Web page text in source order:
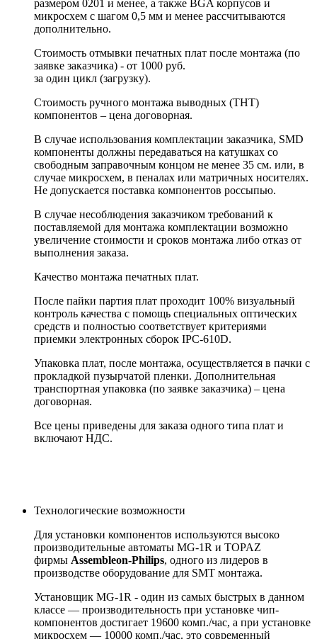
размером 0201 и менее, а также BGA корпусов и
микросхем с шагом 0,5 мм и менее рассчитываются
дополнительно.
Стоимость отмывки печатных плат после монтажа (по
заявке заказчика) - от 1000 руб.
за один цикл (загрузку).
Стоимость ручного монтажа выводных (THT)
компонентов – цена договорная.
В случае использования комплектации заказчика, SMD
компоненты должны передаваться на катушках со
свободным заправочным концом не менее 35 см. или, в
случае микросхем, в пеналах или матричных носителях.
Не допускается поставка компонентов россыпью.
В случае несоблюдения заказчиком требований к
поставляемой для монтажа комплектации возможно
увеличение стоимости и сроков монтажа либо отказ от
выполнения заказа.
Качество монтажа печатных плат.
После пайки партия плат проходит 100% визуальный
контроль качества с помощь специальных оптических
средств и полностью соответствует критериями
приемки электронных сборок IPC-610D.
Упаковка плат, после монтажа, осуществляется в пачки с
прокладкой пузырчатой пленки. Дополнительная
транспортная упаковка (по заявке заказчика) – цена
договорная.
Все цены приведены для заказа одного типа плат и
включают НДС.
Технологические возможности
Для установки компонентов используются высоко
производительные автоматы MG-1R и TOPAZ
фирмы Assembleon-Philips, одного из лидеров в
производстве оборудование для SMT монтажа.
Установщик MG-1R - один из самых быстрых в данном
классе — производительность при установке чип-
компонентов достигает 19600 комп./час, а при установке
микросхем — 10000 комп./час. это современный